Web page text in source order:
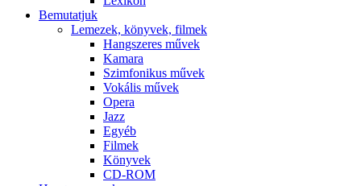
Bemutatjuk
Lemezek, könyvek, filmek
Hangszeres művek
Kamara
Szimfonikus művek
Vokális művek
Opera
Jazz
Egyéb
Filmek
Könyvek
CD-ROM